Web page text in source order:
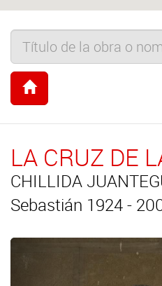
LA CRUZ DE
CHILLIDA
Sebastián 1924 -